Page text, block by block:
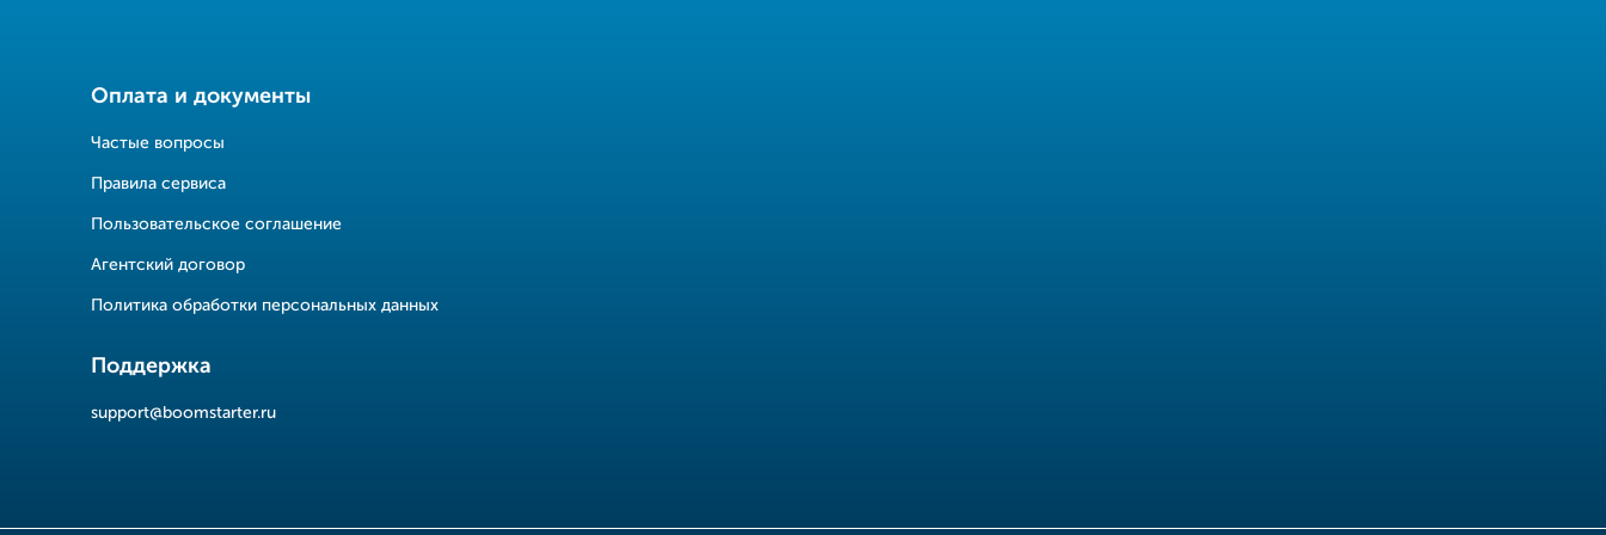
Оплата и документы
Частые вопросы
Правила сервиса
Пользовательское соглашение
Агентский договор
Политика обработки персональных данных
Поддержка
support@boomstarter.ru